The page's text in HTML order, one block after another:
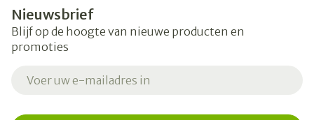
Nieuwsbrief
Blijf op de hoogte van nieuwe producten en
promoties